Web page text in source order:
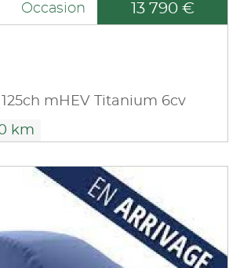
Occasion 13 790 €
125ch mHEV Titanium 6cv
km